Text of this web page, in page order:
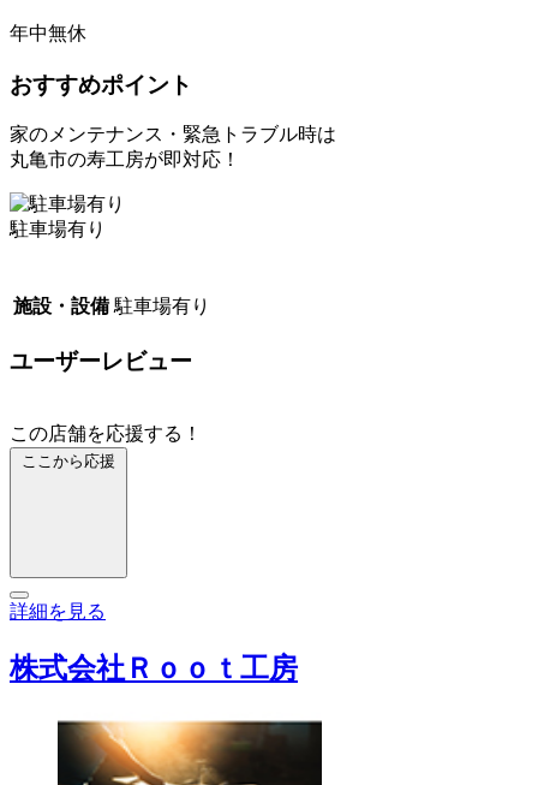
年中無休
おすすめポイント
家のメンテナンス・緊急トラブル時は
丸亀市の寿工房が即対応！
駐車場有り
施設・設備 駐車場有り
ユーザーレビュー
この店舗を応援する！
ここから応援
詳細を見る
株式会社Ｒｏｏｔ工房